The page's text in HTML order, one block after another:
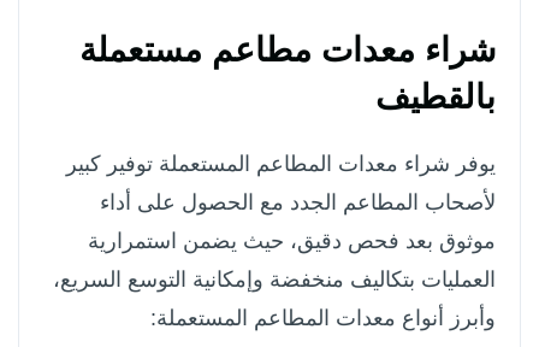
شراء معدات مطاعم مستعملة
بالقطيف
يوفر شراء معدات المطاعم المستعملة توفير كبير
لأصحاب المطاعم الجدد مع الحصول على أداء
موثوق بعد فحص دقيق، حيث يضمن استمرارية
العمليات بتكاليف منخفضة وإمكانية التوسع السريع،
وأبرز أنواع معدات المطاعم المستعملة: